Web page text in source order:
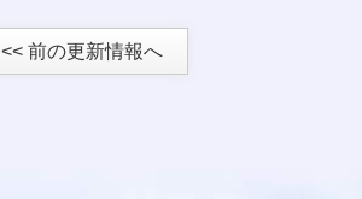
<< 前の更新情報へ